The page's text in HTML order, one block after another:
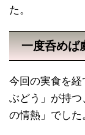
た。
一度呑めば
今回の実食を
ぶどう」が持
の情熱」でした